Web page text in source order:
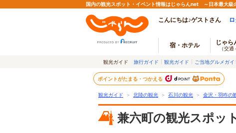
国内の観光スポット・イベント情報はじゃらんnet ～日本最大級
こんにちは♪ゲストさん
宿・ホテル じゃら
（交通
観光ガイド 旅行ガイド 観光ガイド ご当地グルメガイ
ポイントがたまる・つかえる
観光ガイド ＞ 北陸の観光 ＞ 石川の観光 ＞ 金沢・羽咋の
兼六町の観光スポッ